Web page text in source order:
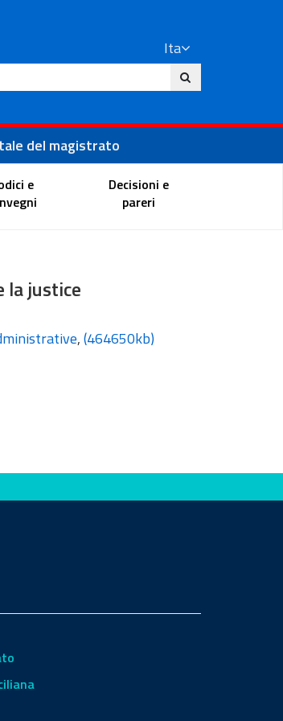
Ita
del magistrato
e
Decisioni e
pareri
la justice
,(464650kb)